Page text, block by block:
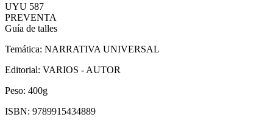
UYU 587
PREVENTA
Guía de talles
Temática: NARRATIVA UNIVERSAL
Editorial: VARIOS - AUTOR
Peso: 400g
ISBN: 9789915434889